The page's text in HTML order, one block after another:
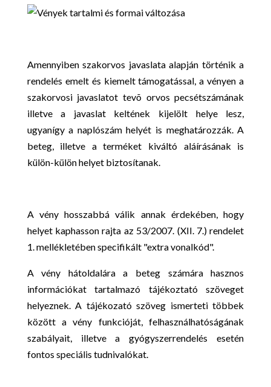
Amennyiben szakorvos javaslata alapján történik a
rendelés emelt és kiemelt támogatással, a vényen a
szakorvosi javaslatot tevõ orvos pecsétszámának
illetve a javaslat keltének kijelölt helye lesz,
ugyanígy a naplószám helyét is meghatározzák. A
beteg, illetve a terméket kiváltó aláírásának is
külön-külön helyet biztosítanak.
A vény hosszabbá válik annak érdekében, hogy
helyet kaphasson rajta az 53/2007. (XII. 7.) rendelet
1. mellékletében specifikált "extra vonalkód".
A vény hátoldalára a beteg számára hasznos
információkat tartalmazó tájékoztató szöveget
helyeznek. A tájékozató szöveg ismerteti többek
között a vény funkcióját, felhasználhatóságának
szabályait, illetve a gyógyszerrendelés esetén
fontos speciális tudnivalókat.